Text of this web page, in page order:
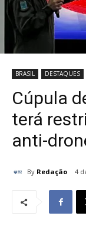
BRASIL DESTAQUES
Cúpula
terá
anti-
By Redação 4